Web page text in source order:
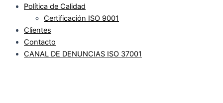
Política de Calidad
Certificación ISO 9001
Clientes
Contacto
CANAL DE DENUNCIAS ISO 37001